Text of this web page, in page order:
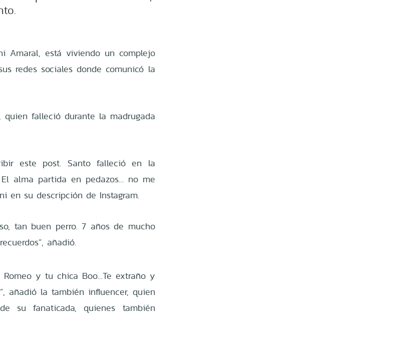
Amaral, está viviendo un complejo
redes sociales donde comunicó la
falleció durante la madrugada
este post. Santo falleció en la
alma partida en pedazos… no me
en su descripción de Instagram.
tan buen perro. 7 años de mucho
añadió.
y tu chica Boo…Te extraño y
añadió la también influencer, quien
su fanaticada, quienes también